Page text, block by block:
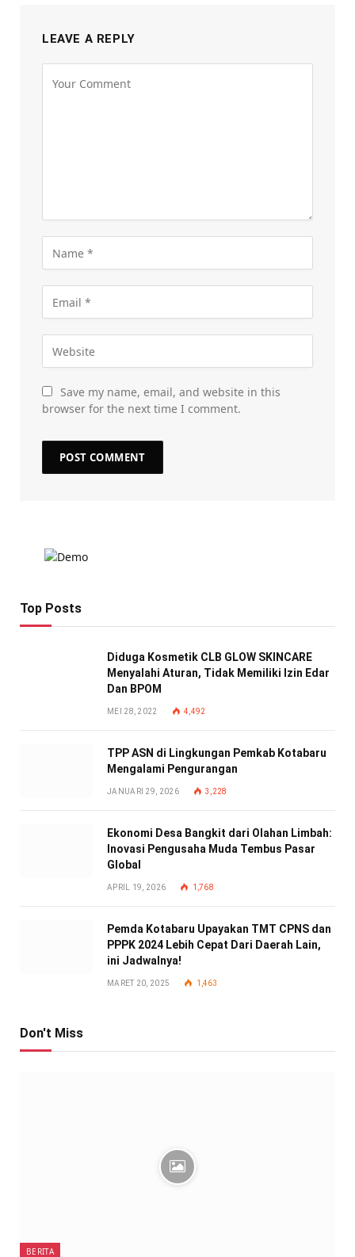
LEAVE A REPLY
Save my name, email, and website in this
browser for the next time I comment.
Top Posts
Diduga Kosmetik CLB GLOW SKINCARE
Menyalahi Aturan, Tidak Memiliki Izin Edar
Dan BPOM
MEI 28, 2022 4,492
TPP ASN di Lingkungan Pemkab Kotabaru
Mengalami Pengurangan
JANUARI 29, 2026 3,228
Ekonomi Desa Bangkit dari Olahan Limbah:
Inovasi Pengusaha Muda Tembus Pasar
Global
APRIL 19, 2026 1,768
Pemda Kotabaru Upayakan TMT CPNS dan
PPPK 2024 Lebih Cepat Dari Daerah Lain,
ini Jadwalnya!
MARET 20, 2025 1,463
Don't Miss
BERITA